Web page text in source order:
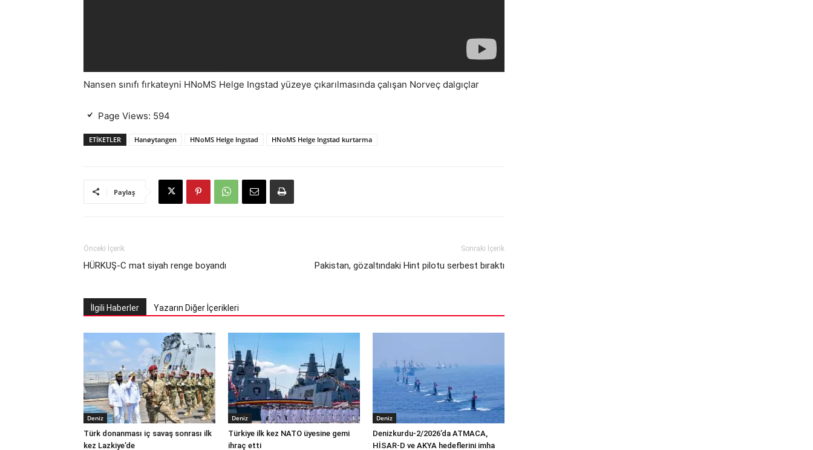
Nansen sınıfı fırkateyni HNoMS Helge Ingstad yüzeye çıkarılmasında çalışan Norveç dalgıçlar
Page Views: 594
ETIKETLER Hanøytangen HNoMS Helge Ingstad HNoMS Helge Ingstad kurtarma
Paylaş
Önceki İçerik
HÜRKUŞ-C mat siyah renge boyandı
Sonraki İçerik
Pakistan, gözaltındaki Hint pilotu serbest bıraktı
İlgili Haberler Yazarın Diğer İçerikleri
Deniz
Türk donanması iç savaş sonrası ilk
kez Lazkiye’de
Deniz
Türkiye ilk kez NATO üyesine gemi
ihraç etti
Deniz
Denizkurdu-2/2026’da ATMACA,
HİSAR-D ve AKYA hedeflerini imha